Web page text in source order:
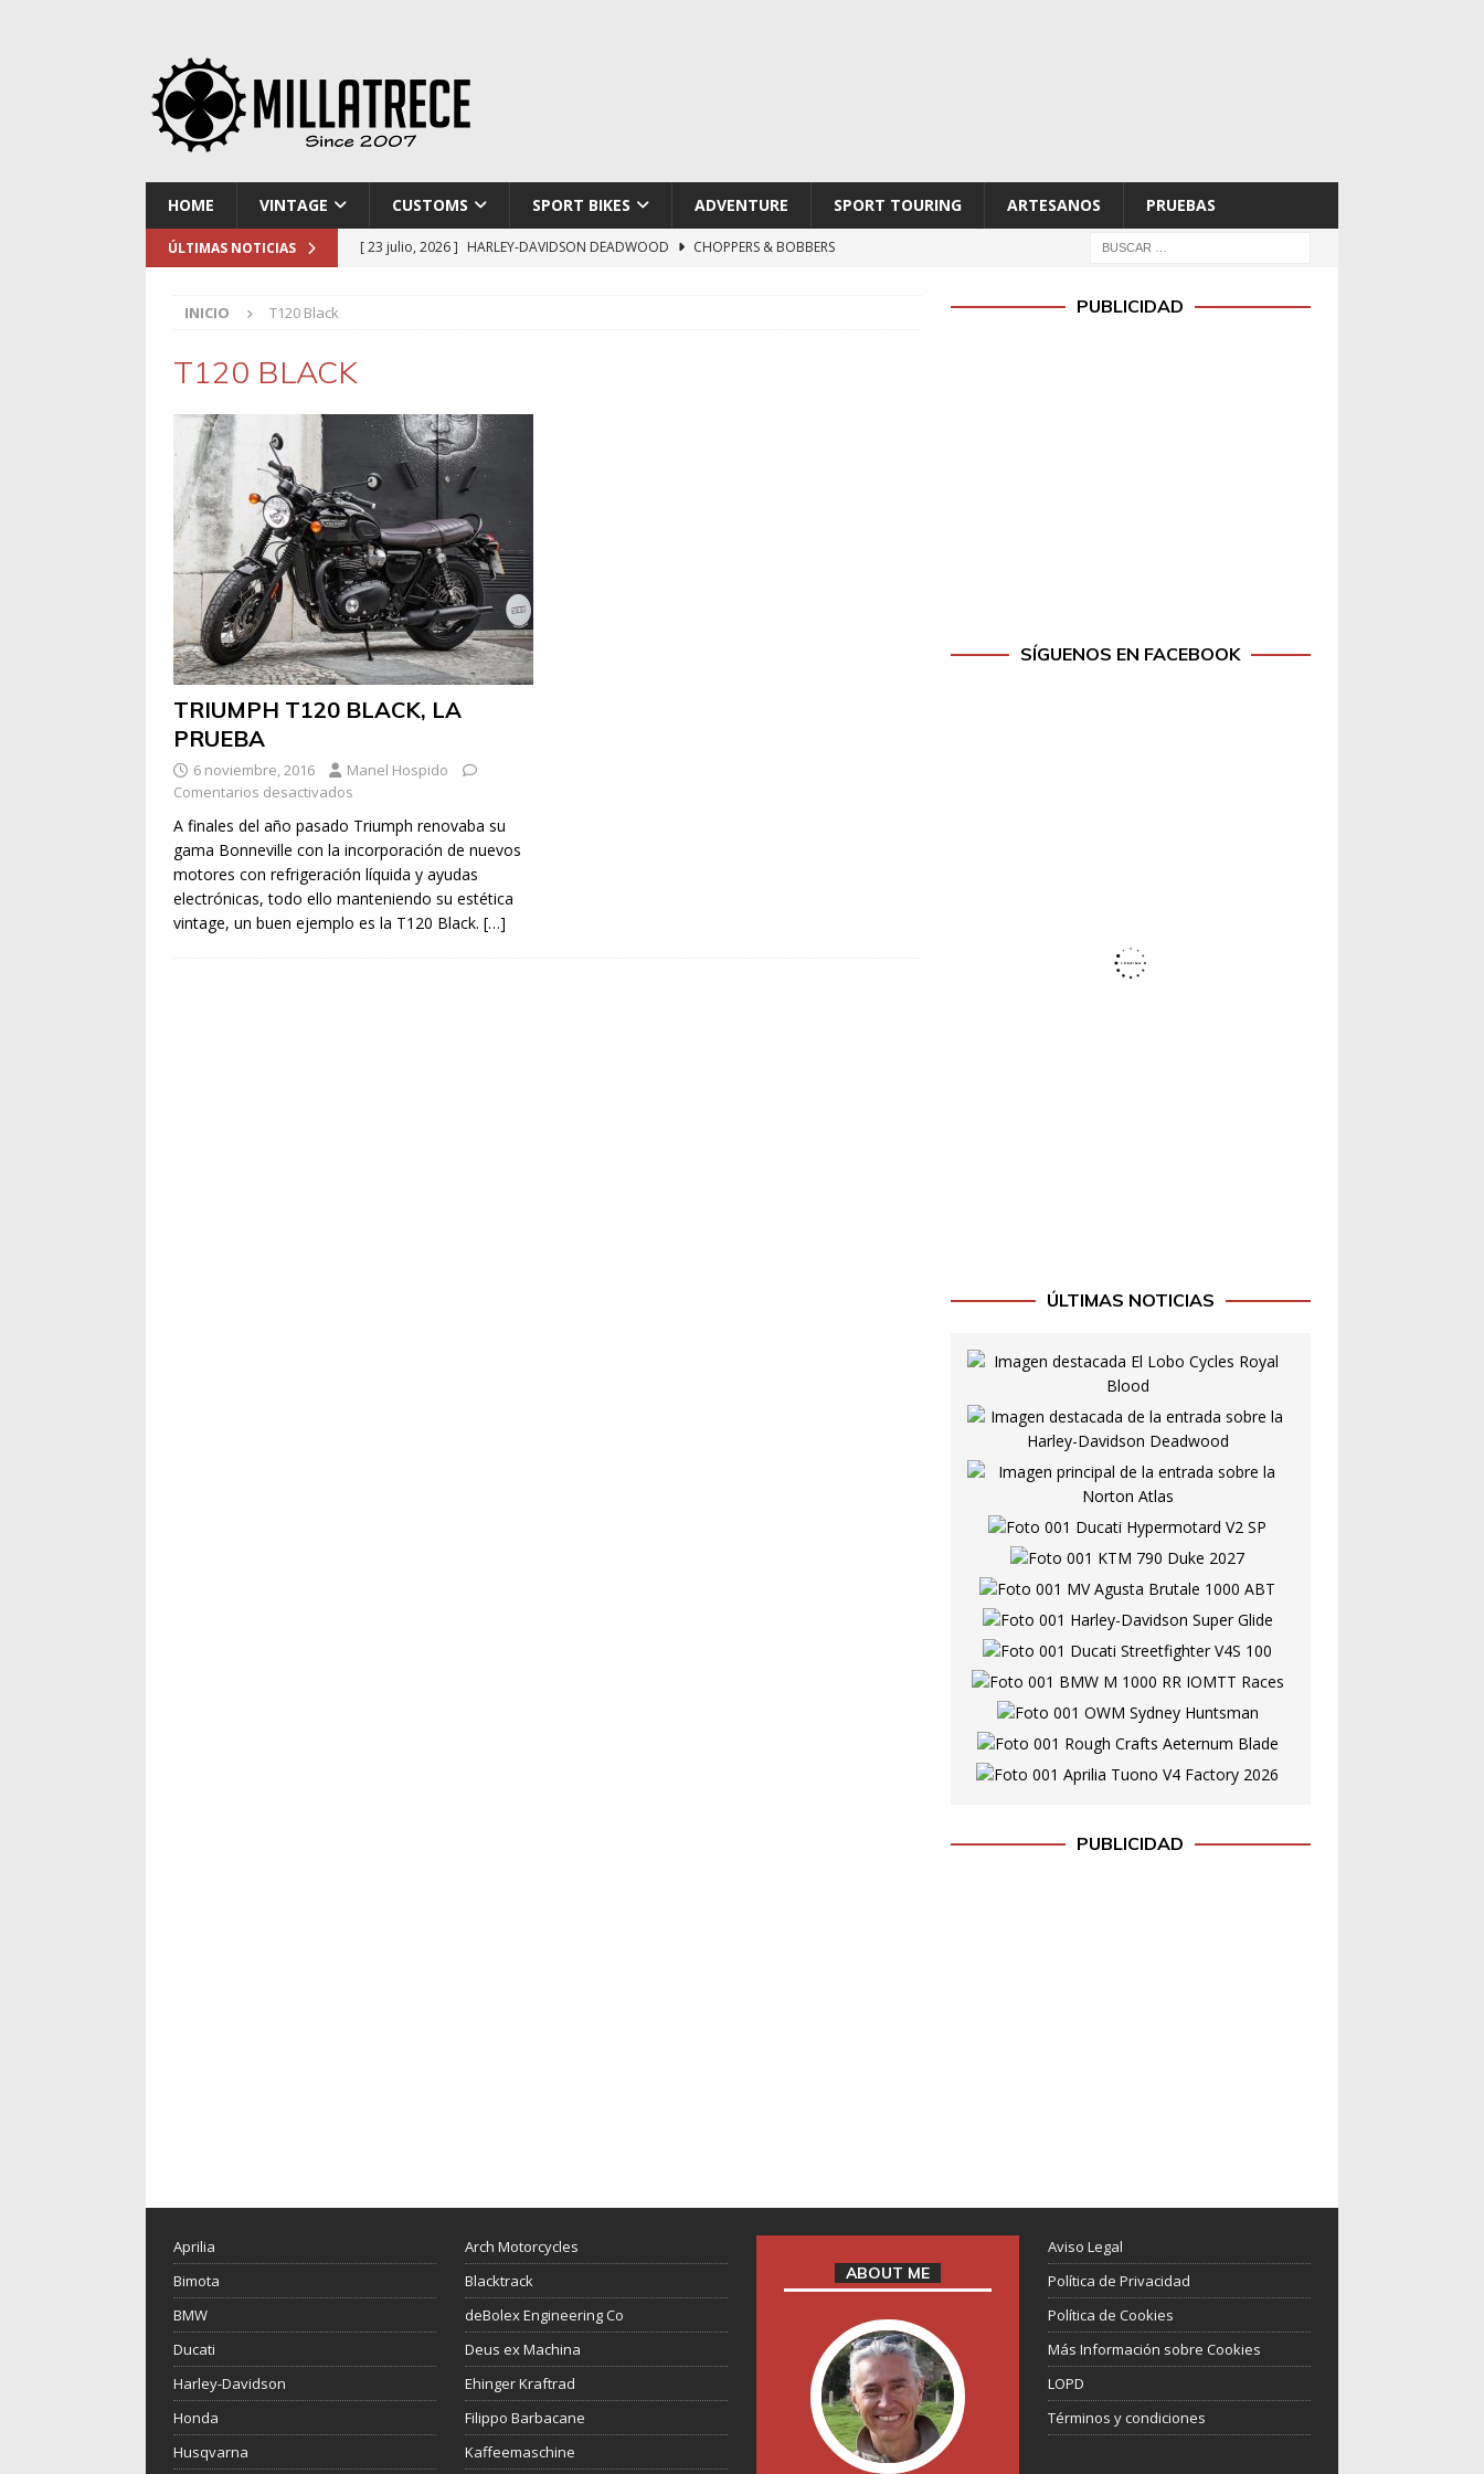
HOME VINTAGE CUSTOMS SPORT BIKES ADVENTURE SPORT TOURING ARTESANOS PRUEBAS
ÚLTIMAS NOTICIAS [ 23 julio, 2026 ] HARLEY-DAVIDSON DEADWOOD
CHOPPERS & BOBBERS
INICIO T120 Black
T120 BLACK
TRIUMPH T120 BLACK, LA
PRUEBA
6 noviembre, 2016
Manel Hospido
Comentarios desactivados
A finales del año pasado Triumph renovaba su
gama Bonneville con la incorporación de nuevos
motores con refrigeración líquida y ayudas
electrónicas, todo ello manteniendo su estética
vintage, un buen ejemplo es la T120 Black. […]
PUBLICIDAD
SÍGUENOS EN FACEBOOK
ÚLTIMAS NOTICIAS
PUBLICIDAD
Aprilia
Bimota
BMW
Ducati
Harley-Davidson
Honda
Husqvarna
Arch Motorcycles
Blacktrack
deBolex Engineering Co
Deus ex Machina
Ehinger Kraftrad
Filippo Barbacane
Kaffeemaschine
ABOUT ME
Aviso Legal
Política de Privacidad
Política de Cookies
Más Información sobre Cookies
LOPD
Términos y condiciones